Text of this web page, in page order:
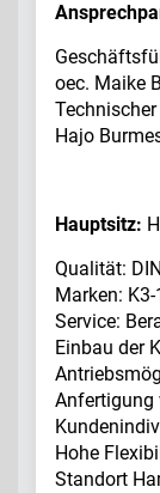
oec. Maike
Hajo
Hauptsitz:
Qualität:
Marken:
Service:
Einbau der
Anfertigung
Hohe
Standort